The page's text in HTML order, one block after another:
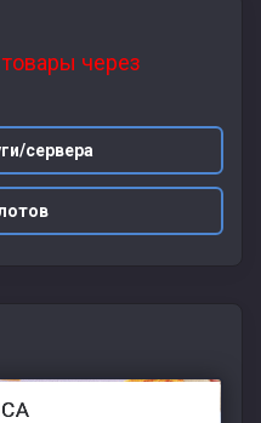
через
сервера